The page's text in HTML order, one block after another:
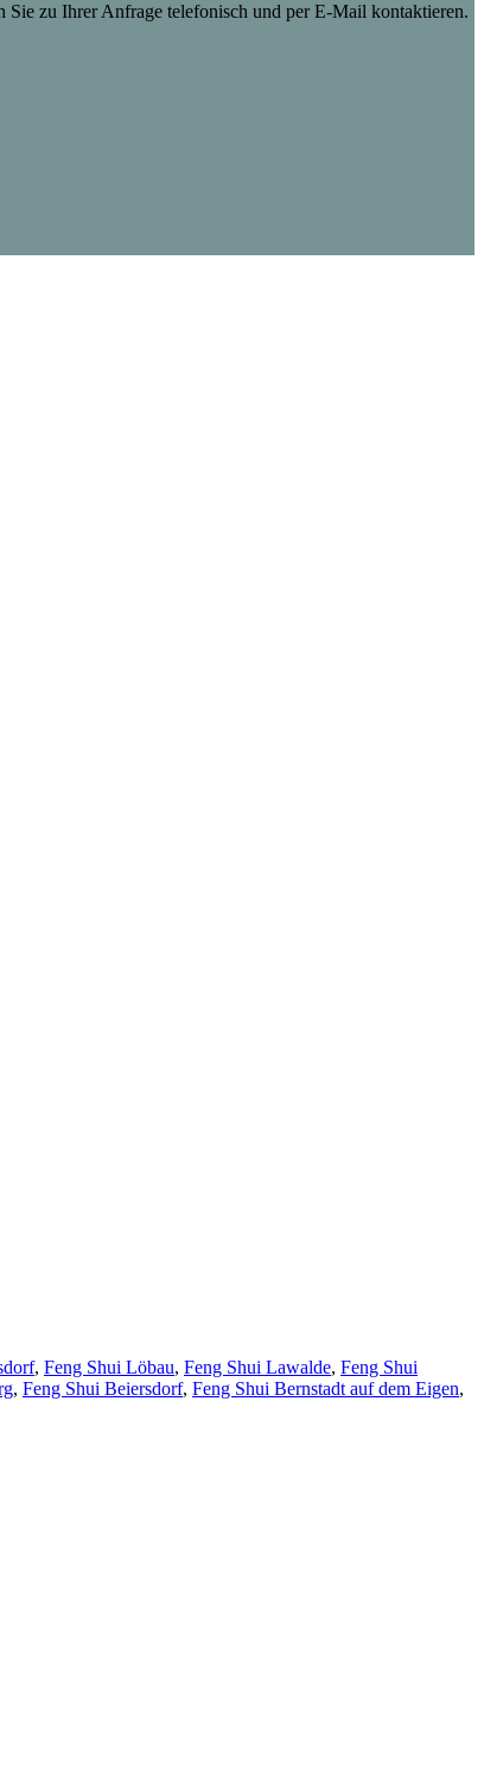
zu Ihrer Anfrage telefonisch und per E-Mail kontaktieren.
, Feng Shui Löbau, Feng Shui Lawalde, Feng Shui
, Feng Shui Beiersdorf, Feng Shui Bernstadt auf dem Eigen,